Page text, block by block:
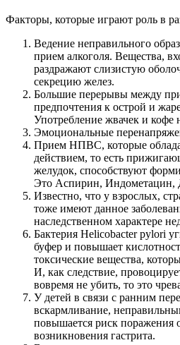
Факторы, которые играют роль в
Ведение неправильного
прием алкоголя. Вещества,
раздражают слизистую
секрецию желез.
Большие перерывы между
предпочтения к острой и
Употребление жвачек и кофе
Эмоциональные
Прием НПВС, которые
действием, то есть
желудок, способствуют
Это Аспирин, Индометацин,
Известно, что у взрослых,
тоже имеют данное
наследственном характере
Бактерия Helicobacter pylori
буфер и повышает
токсические вещества,
И, как следствие,
вовремя не убить, то это
У детей в связи с ранним
вскармливание,
повышается риск
возникновения гастрита.